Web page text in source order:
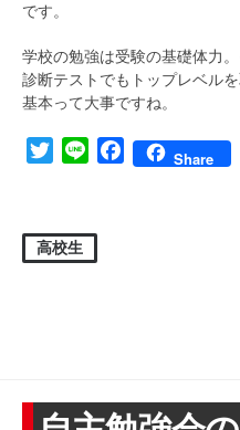
です。
学校の勉強は受験の基礎体力
診断テストでもトップレベル
基本って大事ですね。
TwitterLine FacebookShare
高校生